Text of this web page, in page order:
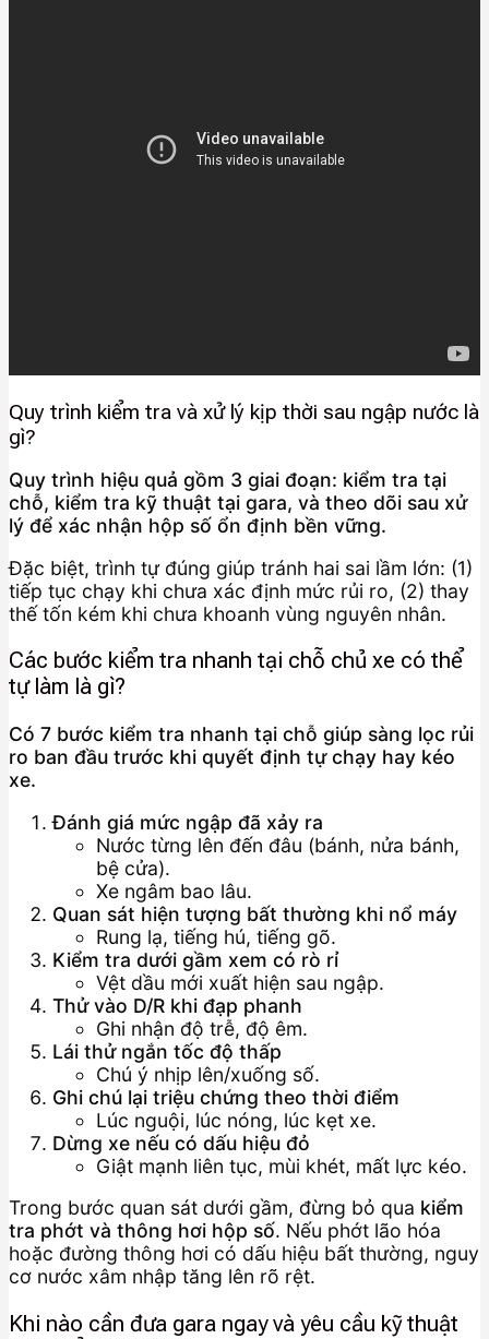
Quy trình kiểm tra và xử lý kịp thời sau ngập nước là
gì?
Quy trình hiệu quả gồm 3 giai đoạn: kiểm tra tại
chỗ, kiểm tra kỹ thuật tại gara, và theo dõi sau xử
lý để xác nhận hộp số ổn định bền vững.
Đặc biệt, trình tự đúng giúp tránh hai sai lầm lớn: (1)
tiếp tục chạy khi chưa xác định mức rủi ro, (2) thay
thế tốn kém khi chưa khoanh vùng nguyên nhân.
Các bước kiểm tra nhanh tại chỗ chủ xe có thể
tự làm là gì?
Có 7 bước kiểm tra nhanh tại chỗ giúp sàng lọc rủi
ro ban đầu trước khi quyết định tự chạy hay kéo
xe.
Đánh giá mức ngập đã xảy ra
Nước từng lên đến đâu (bánh, nửa bánh,
bệ cửa).
Xe ngâm bao lâu.
Quan sát hiện tượng bất thường khi nổ máy
Rung lạ, tiếng hú, tiếng gõ.
Kiểm tra dưới gầm xem có rò rỉ
Vệt dầu mới xuất hiện sau ngập.
Thử vào D/R khi đạp phanh
Ghi nhận độ trễ, độ êm.
Lái thử ngắn tốc độ thấp
Chú ý nhịp lên/xuống số.
Ghi chú lại triệu chứng theo thời điểm
Lúc nguội, lúc nóng, lúc kẹt xe.
Dừng xe nếu có dấu hiệu đỏ
Giật mạnh liên tục, mùi khét, mất lực kéo.
Trong bước quan sát dưới gầm, đừng bỏ qua kiểm
tra phớt và thông hơi hộp số. Nếu phớt lão hóa
hoặc đường thông hơi có dấu hiệu bất thường, nguy
cơ nước xâm nhập tăng lên rõ rệt.
Khi nào cần đưa gara ngay và yêu cầu kỹ thuật